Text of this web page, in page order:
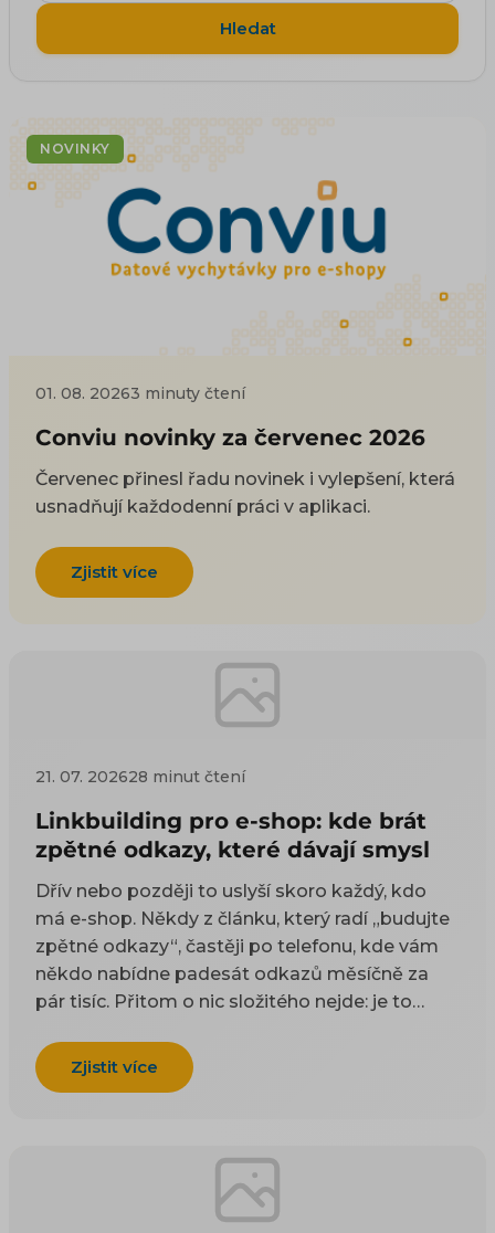
Hledat
NOVINKY
01. 08. 20263 minuty čtení
Conviu novinky za červenec 2026
Červenec přinesl řadu novinek i vylepšení, která
usnadňují každodenní práci v aplikaci.
Zjistit více
21. 07. 202628 minut čtení
Linkbuilding pro e-shop: kde brát
zpětné odkazy, které dávají smysl
Dřív nebo později to uslyší skoro každý, kdo
má e-shop. Někdy z článku, který radí „budujte
zpětné odkazy“, častěji po telefonu, kde vám
někdo nabídne padesát odkazů měsíčně za
pár tisíc. Přitom o nic složitého nejde: je to
odkazy odjakživa bere jako doporučení — čím
víc důvěryhodných webů na vás ukazuje, tím
si to začnete zjišťovat, najdete dva druhy rad a
ani jeden vám nepomůže. Návody psané pro
blogery poradí, ať napíšete skvělý článek, na
Zjistit více